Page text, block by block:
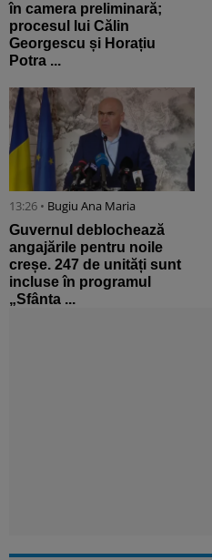
în camera preliminară;
procesul lui Călin
Georgescu și Horațiu
Potra ...
13:26 • Bugiu ⁠Ana Maria
Guvernul deblochează
angajările pentru noile
creșe. 247 de unități sunt
incluse în programul
„Sfânta ...